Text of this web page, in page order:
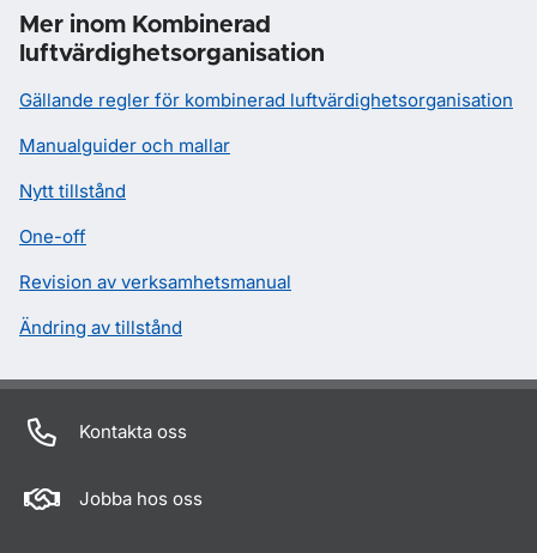
Mer inom Kombinerad
luftvärdighetsorganisation
Gällande regler för kombinerad luftvärdighetsorganisation
Manualguider och mallar
Nytt tillstånd
One-off
Revision av verksamhetsmanual
Ändring av tillstånd
Kontakta oss
Jobba hos oss